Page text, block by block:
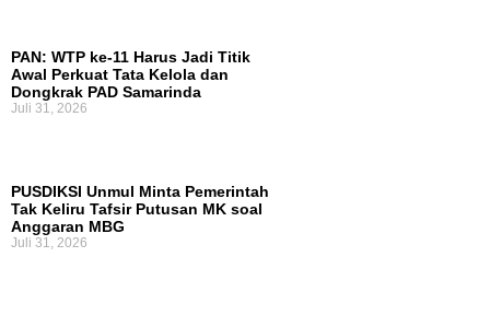
PAN: WTP ke-11 Harus Jadi Titik
Awal Perkuat Tata Kelola dan
Dongkrak PAD Samarinda
Juli 31, 2026
PUSDIKSI Unmul Minta Pemerintah
Tak Keliru Tafsir Putusan MK soal
Anggaran MBG
Juli 31, 2026